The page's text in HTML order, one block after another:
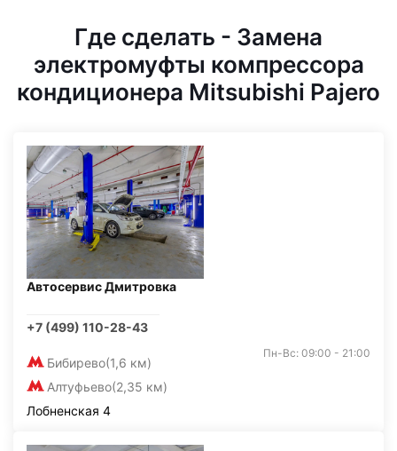
Где сделать - Замена
электромуфты компрессора
кондиционера Mitsubishi Pajero
Автосервис Дмитровка
+7 (499) 110-28-43
Бибирево(1,6 км)
Алтуфьево(2,35 км)
Пн-Вс: 09:00 - 21:00
Лобненская 4